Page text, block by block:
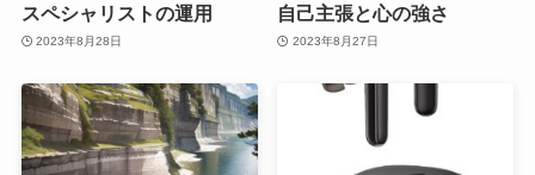
スペシャリストの運用
2023年8月28日
自己主張と心の強さ
2023年8月27日